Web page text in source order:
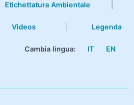
Etichettatura Ambientale
Videos Legenda
Cambia lingua: IT EN